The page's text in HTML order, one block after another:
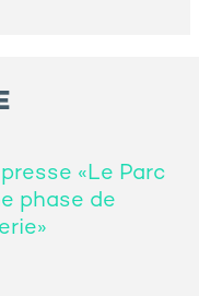
«Le Parc
phase de